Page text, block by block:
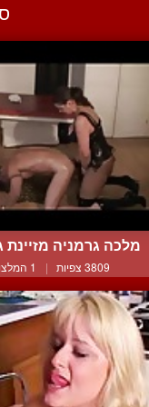
מלכה גרמניה מזיינת
3809 צפיות | 1 המלצות